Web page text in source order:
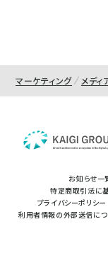
マーケティング メディ
お知らせ一
特定商取引法に
プライバシーポリシー
利用者情報の外部送信に